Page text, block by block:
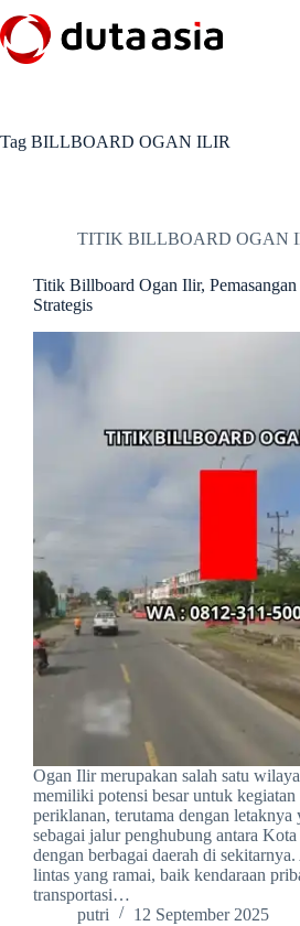
to
content
Tag BILLBOARD OGAN ILIR
TITIK BILLBOARD OGAN
Titik Billboard Ogan Ilir,
Strategis
Ogan Ilir merupakan salah satu
memiliki potensi besar untuk kegiatan
periklanan, terutama dengan letaknya
sebagai jalur penghubung antara
dengan berbagai daerah di
lintas yang ramai, baik kendaraan
transportasi…
putri
12 September 2025